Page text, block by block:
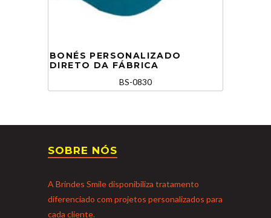
BONÉS PERSONALIZADO
DIRETO DA FÁBRICA
BS-0830
SOBRE NÓS
A Brindes Smile disponibiliza tratamento
diferenciado com projetos personalizados para
cada cliente.